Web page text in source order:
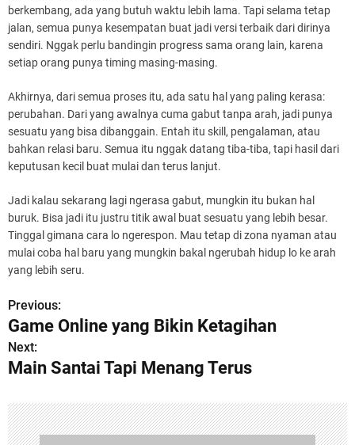
berkembang, ada yang butuh waktu lebih lama. Tapi selama tetap
jalan, semua punya kesempatan buat jadi versi terbaik dari dirinya
sendiri. Nggak perlu bandingin progress sama orang lain, karena
setiap orang punya timing masing-masing.
Akhirnya, dari semua proses itu, ada satu hal yang paling kerasa:
perubahan. Dari yang awalnya cuma gabut tanpa arah, jadi punya
sesuatu yang bisa dibanggain. Entah itu skill, pengalaman, atau
bahkan relasi baru. Semua itu nggak datang tiba-tiba, tapi hasil dari
keputusan kecil buat mulai dan terus lanjut.
Jadi kalau sekarang lagi ngerasa gabut, mungkin itu bukan hal
buruk. Bisa jadi itu justru titik awal buat sesuatu yang lebih besar.
Tinggal gimana cara lo ngerespon. Mau tetap di zona nyaman atau
mulai coba hal baru yang mungkin bakal ngerubah hidup lo ke arah
yang lebih seru.
P
o
s
t
n
Previous:
Game Online yang Bikin Ketagihan
Next:
Main Santai Tapi Menang Terus